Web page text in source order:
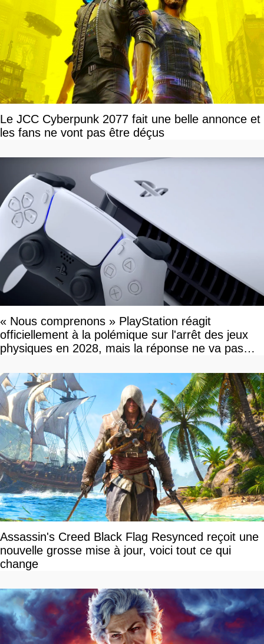
Le JCC Cyberpunk 2077 fait une belle annonce et
les fans ne vont pas être déçus
« Nous comprenons » PlayStation réagit
officiellement à la polémique sur l'arrêt des jeux
physiques en 2028, mais la réponse ne va pas
Assassin's Creed Black Flag Resynced reçoit une
nouvelle grosse mise à jour, voici tout ce qui
change